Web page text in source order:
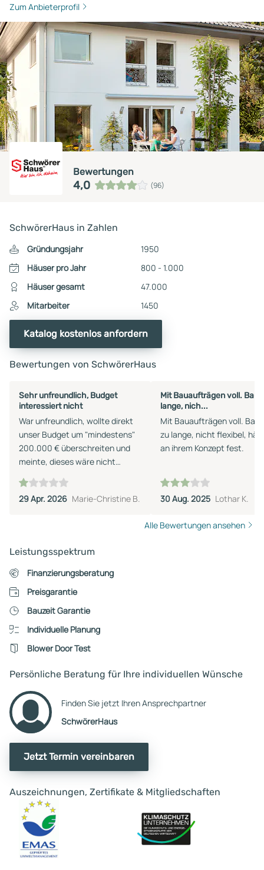
Zum Anbieterprofil
Bewertungen
4,0 (96)
SchwörerHaus in Zahlen
Gründungsjahr
1950
Häuser pro Jahr
800 - 1.000
Häuser gesamt
47.000
Mitarbeiter
1450
Katalog kostenlos anfordern
Bewertungen von SchwörerHaus
Sehr unfreundlich, Budget
interessiert nicht
War unfreundlich, wollte direkt
unser Budget um "mindestens"
200.000 € überschreiten und
meinte, dieses wäre nicht
Firmen halten unser gesetztes
Budget weitestgehend ein.
29 Apr. 2026 Marie-Christine B.
Mit Bauaufträgen voll.
lange, nich...
Mit Bauaufträgen voll.
zu lange, nicht flexibel,
an ihrem Konzept fest.
30 Aug. 2025 Lothar K.
Alle Bewertungen ansehen
Leistungsspektrum
Finanzierungsberatung
Preisgarantie
Bauzeit Garantie
Individuelle Planung
Blower Door Test
Persönliche Beratung für Ihre individuellen Wünsche
Finden Sie jetzt Ihren Ansprechpartner
SchwörerHaus
Jetzt Termin vereinbaren
Auszeichnungen, Zertifikate & Mitgliedschaften